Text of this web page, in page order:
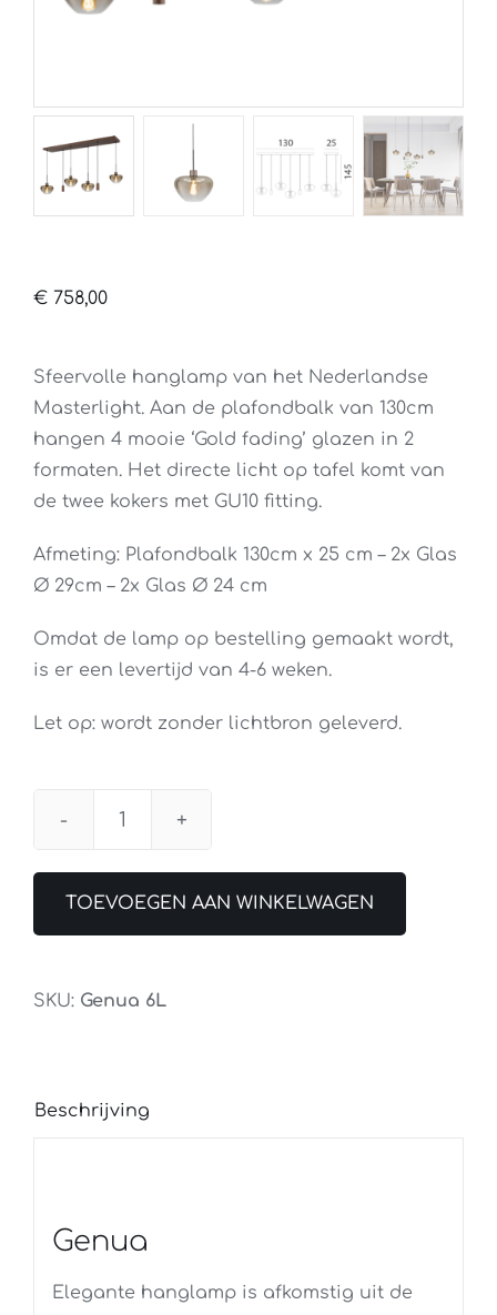
€ 758,00
Sfeervolle hanglamp van het Nederlandse
Masterlight. Aan de plafondbalk van 130cm
hangen 4 mooie ‘Gold fading’ glazen in 2
formaten. Het directe licht op tafel komt van
de twee kokers met GU10 fitting.
Afmeting: Plafondbalk 130cm x 25 cm – 2x Glas
Ø 29cm – 2x Glas Ø 24 cm
Omdat de lamp op bestelling gemaakt wordt,
is er een levertijd van 4-6 weken.
Let op: wordt zonder lichtbron geleverd.
Hanglamp
6
aantal
TOEVOEGEN AAN WINKELWAGEN
SKU: Genua 6L
Beschrijving
Genua
Elegante hanglamp is afkomstig uit de